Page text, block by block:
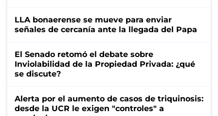
LLA bonaerense se mueve para enviar
señales de cercanía ante la llegada del Papa
El Senado retomó el debate sobre
Inviolabilidad de la Propiedad Privada: ¿qué
se discute?
Alerta por el aumento de casos de triquinosis:
desde la UCR le exigen "controles" a